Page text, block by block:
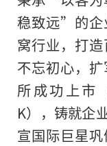
稳致远”的企
窝行业，打
不忘初心，
所成功上市
K），铸就企
宣国际巨星